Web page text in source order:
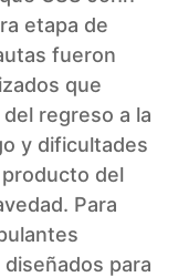
etapa de
fueron
que
regreso a la
y dificultades
del
Para
para